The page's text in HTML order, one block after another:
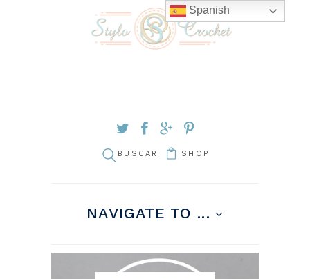
SHOP
NAVIGATE TO ...
Spanish